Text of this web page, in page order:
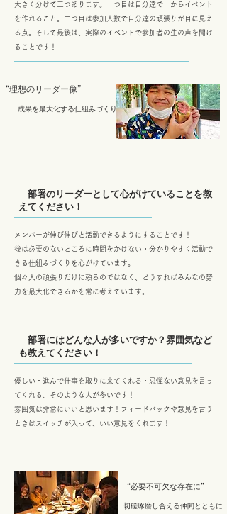
大きく分けて三つあります。一つ目は自分達で一からイベント
を作れること。二つ目は参加人数で自分達の頑張りが目に見え
る点。そして最後は、実際のイベントで参加者の生の声を聞け
ることです！
“理想のリーダー像”
​成果を最大化する仕組みづくり
部署のリーダーとして心がけていることを教
えてください！
メンバーが伸び伸びと活動できるようにすることです！
後は必要のないところに時間をかけない・分かりやすく活動で
きる仕組みづくりを心がけています。
​個々人の頑張りだけに頼るのではなく、どうすればみんなの努
力を最大化できるかを常に考えています。
​ 部署にはどんな人が多いですか？雰囲気など
も教えてください！
優しい・進んで仕事を取りに来てくれる・忌憚ない意見を言っ
てくれる、そのような人が多いです！
雰囲気は非常にいいと思います！フィードバックや意見を言う
ときはスイッチが入って、いい意見をくれます！
​“必要不可欠な存在に”
切磋琢磨し合える仲間とともに